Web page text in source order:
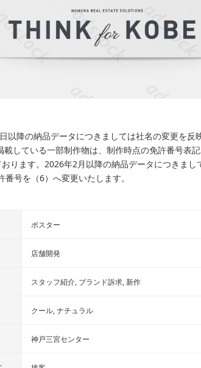
以降の納品データにつきましては社名の変更を反
している一部制作物は、制作時点の免許番号表
おります。2026年2月以降の納品データにつきまし
番号を（6）へ変更いたします。
ポスター
店舗開発
スタッフ紹介 ブランド訴求 新作
クール ナチュラル
神戸三宮センター